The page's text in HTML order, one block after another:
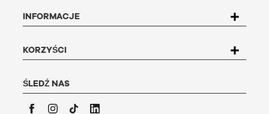
napisać do Basket4Ballers, 104 rue de Hochfelden, 67200
Strasbourg lub wypełnić formularz"Kontakt z obsługą
Aby uzyskać więcej informacji,
tutaj. Basket4Ballers
informuje użytkownika, że może on określić, za życia,
przekazywania swoich danych osobowych po jego śmierci.
Aby dowiedzieć się więcej, kliknijtutaj.
INFORMACJE
KORZYŚCI
ŚLEDŹ NAS